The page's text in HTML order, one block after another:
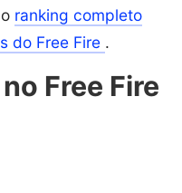
ranking completo
do Free Fire .
Free Fire